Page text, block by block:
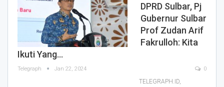
DPRD Sulbar, Pj
Gubernur Sulbar
Prof Zudan Arif
Fakrulloh: Kita
Ikuti Yang…
Telegraph Jan 22, 2024 0
TELEGRAPH.ID,